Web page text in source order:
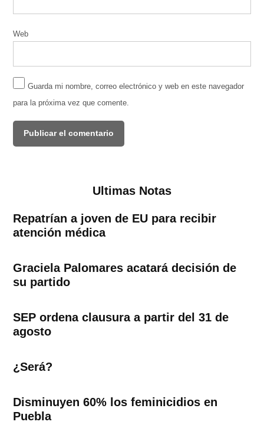
Web
Guarda mi nombre, correo electrónico y web en este navegador
para la próxima vez que comente.
Ultimas Notas
Repatrían a joven de EU para recibir
atención médica
Graciela Palomares acatará decisión de
su partido
SEP ordena clausura a partir del 31 de
agosto
¿Será?
Disminuyen 60% los feminicidios en
Puebla